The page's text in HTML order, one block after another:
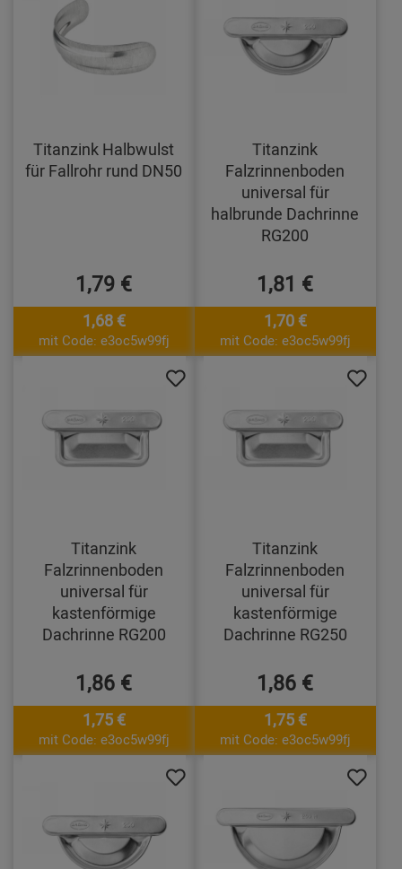
Titanzink Halbwulst
für Fallrohr rund DN50
1,79 €
1,68 €
mit Code: e3oc5w99fj
Titanzink
Falzrinnenboden
universal für
halbrunde Dachrinne
RG200
1,81 €
1,70 €
mit Code: e3oc5w99fj
Titanzink
Falzrinnenboden
universal für
kastenförmige
Dachrinne RG200
1,86 €
1,75 €
mit Code: e3oc5w99fj
Titanzink
Falzrinnenboden
universal für
kastenförmige
Dachrinne RG250
1,86 €
1,75 €
mit Code: e3oc5w99fj